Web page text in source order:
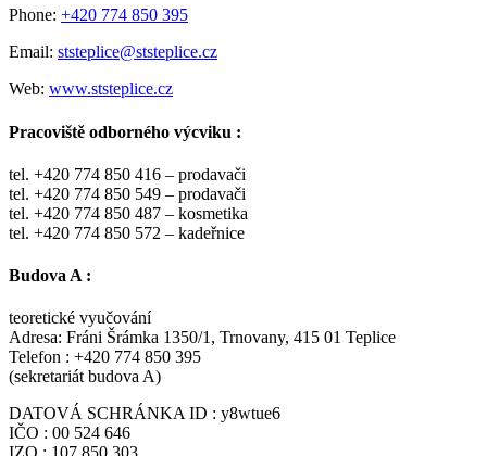
Phone: +420 774 850 395
Email: ststeplice@ststeplice.cz
Web: www.ststeplice.cz
Pracoviště odborného výcviku :
tel. +420 774 850 416 – prodavači
tel. +420 774 850 549 – prodavači
tel. +420 774 850 487 – kosmetika
tel. +420 774 850 572 – kadeřnice
Budova A :
teoretické vyučování
Adresa: Fráni Šrámka 1350/1, Trnovany, 415 01 Teplice
Telefon : +420 774 850 395
(sekretariát budova A)
DATOVÁ SCHRÁNKA ID : y8wtue6
IČO : 00 524 646